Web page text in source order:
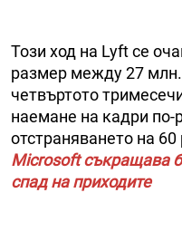
Този ход на Lyft се
размер между 27
четвъртото
наемане на кадри по-
отстраняването на
Microsoft съкращава
спад на приходите